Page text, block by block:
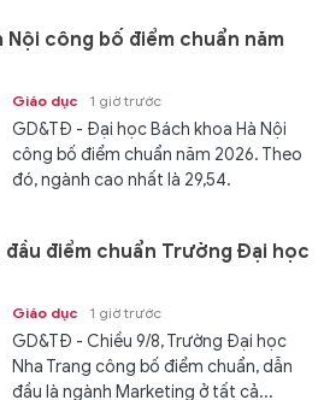
Nội công bố điểm chuẩn năm
Giáo dục 1 giờ trước
GD&TĐ - Đại học Bách khoa Hà Nội
công bố điểm chuẩn năm 2026. Theo
đó, ngành cao nhất là 29,54.
đầu điểm chuẩn Trường Đại học
Giáo dục 1 giờ trước
GD&TĐ - Chiều 9/8, Trường Đại học
Nha Trang công bố điểm chuẩn, dẫn
đầu là ngành Marketing ở tất cả...